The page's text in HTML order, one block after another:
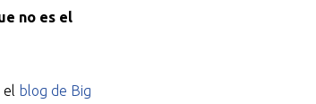
no es el
el blog de Big